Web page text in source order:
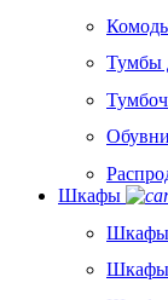
Тумбы
Шкафы
Шкафы
Шкафы